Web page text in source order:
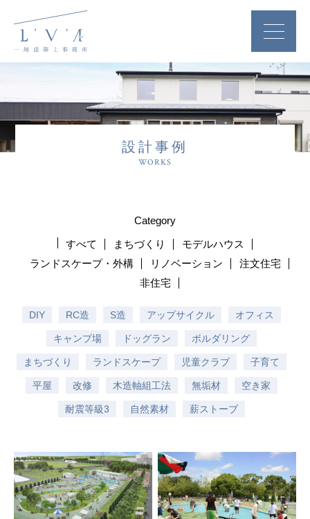
設計事例
WORKS
Category
すべて
まちづくり
モデルハウス
ランドスケープ・外構
リノベーション
注文住宅
非住宅
DIY RC造 S造 アップサイクル オフィス
キャンプ場 ドッグラン ボルダリング
まちづくり ランドスケープ 児童クラブ 子育て
平屋 改修 木造軸組工法 無垢材 空き家
耐震等級3 自然素材 薪ストーブ